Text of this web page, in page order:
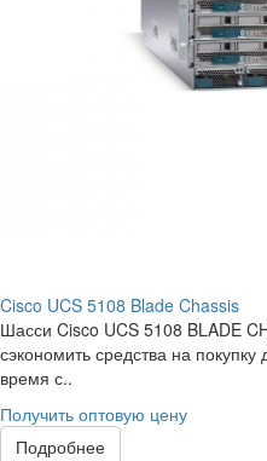
Cisco UCS 5108 Blade Chassis
Шасси Cisco UCS 5108 BLADE
сэкономить средства на
время с..
Получить оптовую цену
Подробнее